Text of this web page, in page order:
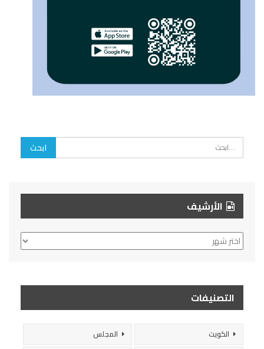
الأرشيف
الأرشيف
التصنيفات
الكويت
المجلس